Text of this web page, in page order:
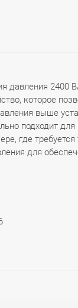
давления 2400
которое
выше
подходит для
где требуется
для